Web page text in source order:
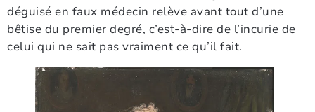
déguisé en faux médecin relève avant tout d’une
bêtise du premier degré, c’est-à-dire de l’incurie de
celui qui ne sait pas vraiment ce qu’il fait.